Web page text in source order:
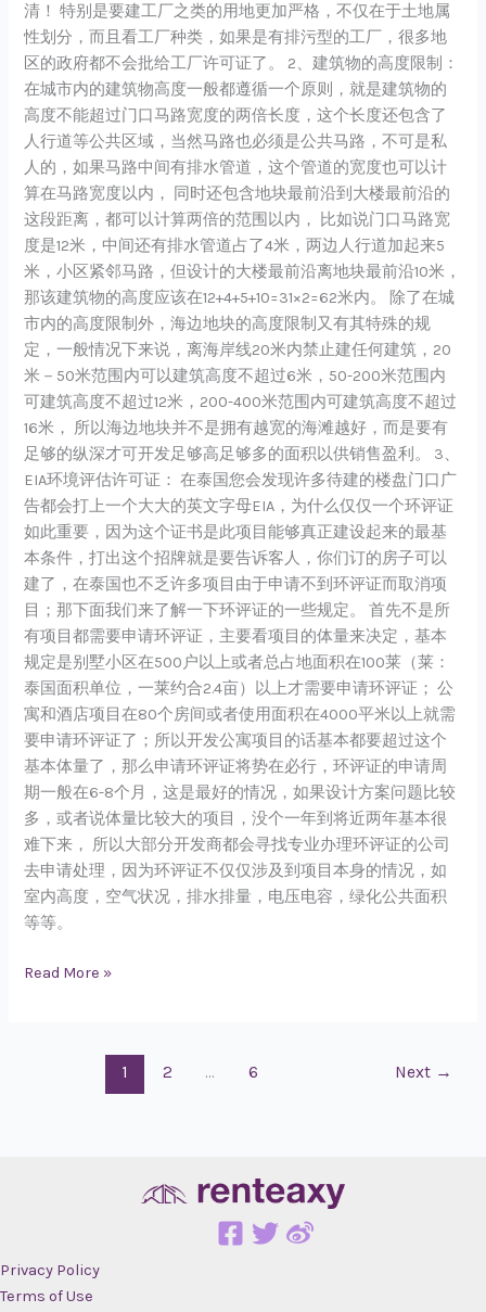
清！ 特别是要建工厂之类的用地更加严格，不仅在于土地属
性划分，而且看工厂种类，如果是有排污型的工厂，很多地
区的政府都不会批给工厂许可证了。 2、建筑物的高度限制：
在城市内的建筑物高度一般都遵循一个原则，就是建筑物的
高度不能超过门口马路宽度的两倍长度，这个长度还包含了
人行道等公共区域，当然马路也必须是公共马路，不可是私
人的，如果马路中间有排水管道，这个管道的宽度也可以计
算在马路宽度以内， 同时还包含地块最前沿到大楼最前沿的
这段距离，都可以计算两倍的范围以内， 比如说门口马路宽
度是12米，中间还有排水管道占了4米，两边人行道加起来5
米，小区紧邻马路，但设计的大楼最前沿离地块最前沿10米，
那该建筑物的高度应该在12+4+5+10=31×2=62米内。 除了在城
市内的高度限制外，海边地块的高度限制又有其特殊的规
定，一般情况下来说，离海岸线20米内禁止建任何建筑，20
米－50米范围内可以建筑高度不超过6米，50-200米范围内
可建筑高度不超过12米，200-400米范围内可建筑高度不超过
16米， 所以海边地块并不是拥有越宽的海滩越好，而是要有
足够的纵深才可开发足够高足够多的面积以供销售盈利。 3、
EIA环境评估许可证： 在泰国您会发现许多待建的楼盘门口广
告都会打上一个大大的英文字母EIA，为什么仅仅一个环评证
如此重要，因为这个证书是此项目能够真正建设起来的最基
本条件，打出这个招牌就是要告诉客人，你们订的房子可以
建了，在泰国也不乏许多项目由于申请不到环评证而取消项
目；那下面我们来了解一下环评证的一些规定。 首先不是所
有项目都需要申请环评证，主要看项目的体量来决定，基本
规定是别墅小区在500户以上或者总占地面积在100莱（莱：
泰国面积单位，一莱约合2.4亩）以上才需要申请环评证； 公
寓和酒店项目在80个房间或者使用面积在4000平米以上就需
要申请环评证了；所以开发公寓项目的话基本都要超过这个
基本体量了，那么申请环评证将势在必行，环评证的申请周
期一般在6-8个月，这是最好的情况，如果设计方案问题比较
多，或者说体量比较大的项目，没个一年到将近两年基本很
难下来， 所以大部分开发商都会寻找专业办理环评证的公司
去申请处理，因为环评证不仅仅涉及到项目本身的情况，如
室内高度，空气状况，排水排量，电压电容，绿化公共面积
等等。
Read More »
1 2 … 6 Next →
Privacy Policy
Terms of Use